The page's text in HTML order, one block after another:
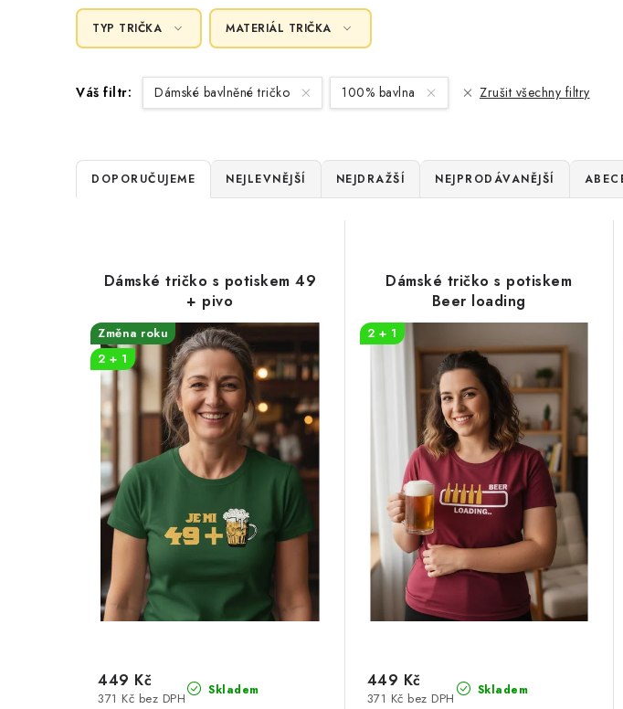
TYP TRIČKA MATERIÁL TRIČKA
Váš filtr: Dámské bavlněné tričko 100% bavlna Zrušit všechny filtry
Ř
a
p
DOPORUČUJEME NEJLEVNĚJŠÍ NEJDRAŽŠÍ NEJPRODÁVANĚJŠÍ
Dámské tričko s potiskem 49
+ pivo
Změna roku
2 + 1
Skladem
371 Kč bez DPH
449 Kč
Dámské tričko s potiskem
Beer loading
2 + 1
Skladem
371 Kč bez DPH
449 Kč